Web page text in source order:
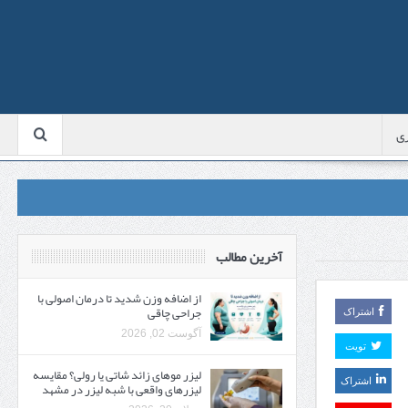
اشتراک
تویت
اشتراک
آخرین مطالب
از اضافه وزن شدید تا درمان اصولی با
جراحی چاقی
آگوست 02, 2026
لیزر موهای زائد شاتی یا رولی؟ مقایسه
لیزرهای واقعی با شبه‌ لیزر در مشهد